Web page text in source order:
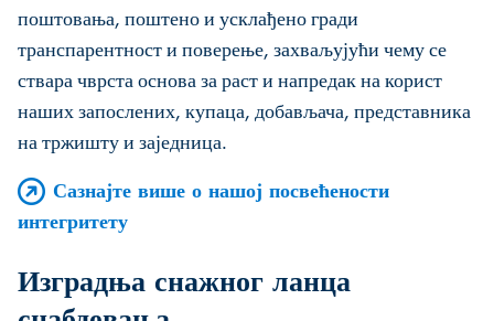
поштовања, поштено и усклађено гради
транспарентност и поверење, захваљујући чему се
ствара чврста основа за раст и напредак на корист
наших запослених, купаца, добављача, представника
на тржишту и заједница.
Сазнајте више о нашој посвећености
интегритету
Изградња снажног ланца